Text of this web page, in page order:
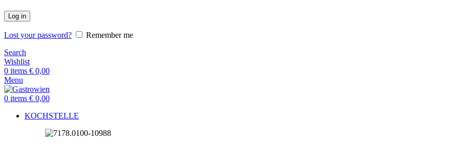
Log in
Lost your password?
Remember me
Search
Wishlist
0 items € 0,00
Menu
0 items € 0,00
KOCHSTELLE